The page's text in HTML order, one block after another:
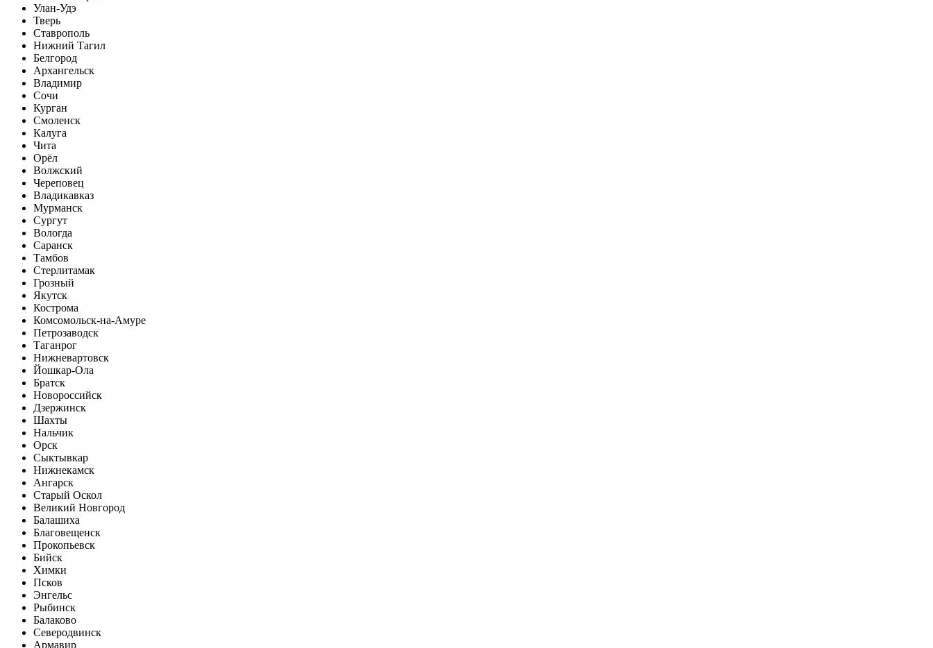
Улан-Удэ
Тверь
Ставрополь
Нижний Тагил
Белгород
Архангельск
Владимир
Сочи
Курган
Смоленск
Калуга
Чита
Орёл
Волжский
Череповец
Владикавказ
Мурманск
Сургут
Вологда
Саранск
Тамбов
Стерлитамак
Грозный
Якутск
Кострома
Комсомольск-на-Амуре
Петрозаводск
Таганрог
Нижневартовск
Йошкар-Ола
Братск
Новороссийск
Дзержинск
Шахты
Нальчик
Орск
Сыктывкар
Нижнекамск
Ангарск
Старый Оскол
Великий Новгород
Балашиха
Благовещенск
Прокопьевск
Бийск
Химки
Псков
Энгельс
Рыбинск
Балаково
Северодвинск
Армавир